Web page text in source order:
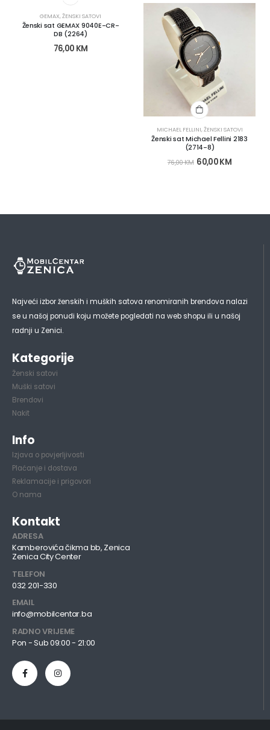
GEMAX,ŽENSKI SATOVI
Ženski sat GEMAX 9040E-CR-
DB (2264)
76,00 KM
MICHAEL FELLINI,ŽENSKI SATOVI
Ženski sat Michael Fellini 2183
(2714-8)
76,00KM 60,00KM
Najveći izbor ženskih i muških satova renomiranih brendova nalazi
se u našoj ponudi koju možete pogledati na web shopu ili u našoj
radnji u Zenici.
Kategorije
Ženski satovi
Muški satovi
Brendovi
Nakit
Info
Izjava o povjerljivosti
Plaćanje i dostava
Reklamacije i prigovori
O nama
Kontakt
ADRESA
Kamberovića čikma bb, Zenica
Zenica City Center
TELEFON
032 201-330
EMAIL
info@mobilcentar.ba
RADNO VRIJEME
Pon - Sub 09:00 - 21:00